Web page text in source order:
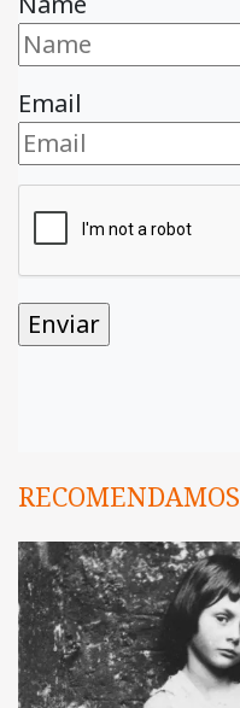
Email
RECOMENDAMOS